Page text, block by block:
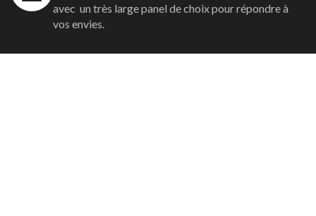
avec un très large panel de choix pour répondre à
vos envies.